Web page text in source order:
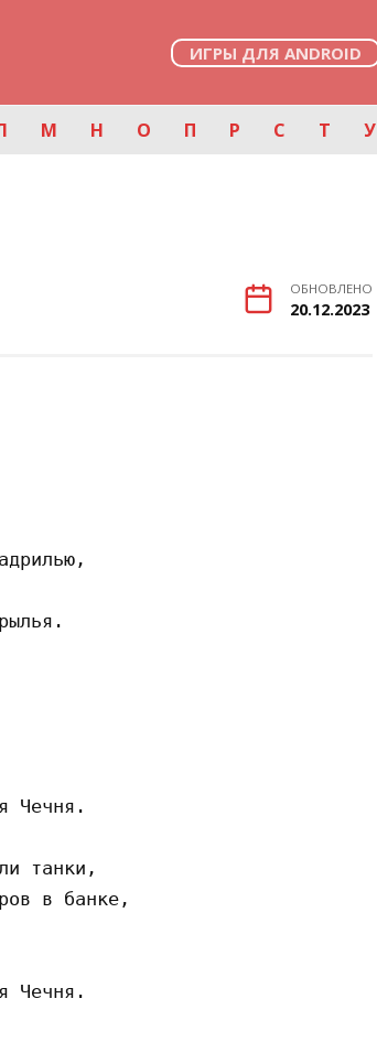
ИГРЫ ДЛЯ ANDROID
М Н О П Р С Т У
ОБНОВЛЕНО
20.12.2023
Чечня.
танки,
в банке,
Чечня.